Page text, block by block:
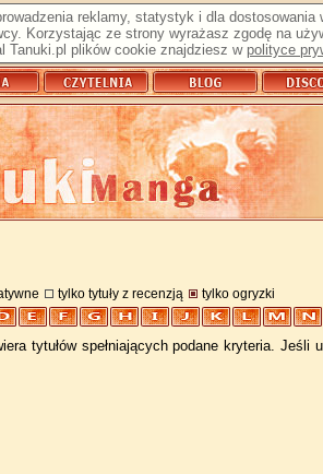
reklamy, statystyk i dla
Korzystając ze strony wyrażasz zgodę na
Tanuki.pl plików cookie znajdziesz w polityce
tylko tytuły z recenzją tylko ogryzki
tytułów spełniających podane kryteria.